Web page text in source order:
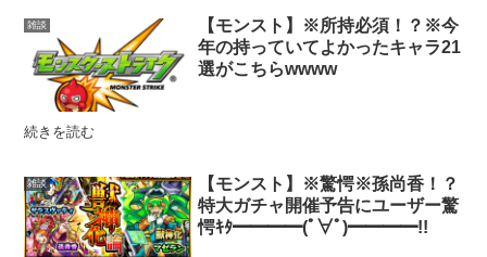
雑談
【モンスト】※所持必須！？※今
年の持っていてよかったキャラ21
選がこちらwwww
続きを読む
雑談
【モンスト】※驚愕※孫尚香！？
特大ガチャ開催予告にユーザー驚
愕ｷﾀ━━━━(ﾟ∀ﾟ)━━━━!!